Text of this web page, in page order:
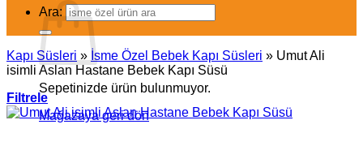
Sepetinizde ürün bulunmuyor.
Mağazaya geri dön
Ara:
Kapı Süsleri » İsme Özel Bebek Kapı Süsleri » Umut Ali
isimli Aslan Hastane Bebek Kapı Süsü
Filtrele